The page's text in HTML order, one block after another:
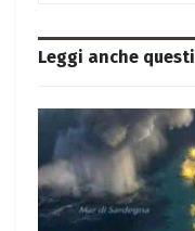
Leggi anche questi